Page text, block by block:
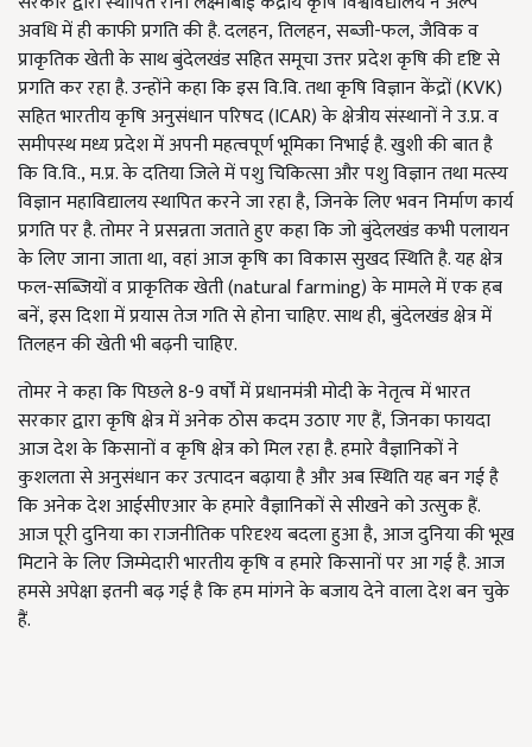
अवधि में ही काफी प्रगति की है. दलहन,तिलहन,सब्जी-फल,जैविक व
प्राकृतिक खेती के साथ बुंदेलखंड सहित समूचा उत्तर प्रदेश कृषि की दृष्टि से
प्रगति कर रहा है. उन्होंने कहा कि इस वि.वि. तथा कृषि विज्ञान केंद्रों (KVK)
सहित भारतीय कृषि अनुसंधान परिषद (ICAR) के क्षेत्रीय संस्थानों ने उ.प्र. व
समीपस्थ मध्य प्रदेश में अपनी महत्वपूर्ण भूमिका निभाई है. खुशी की बात है
कि वि.वि.,म.प्र. के दतिया जिले में पशु चिकित्सा और पशु विज्ञान तथा मत्स्य
विज्ञान महाविद्यालय स्थापित करने जा रहा है,जिनके लिए भवन निर्माण कार्य
प्रगति पर है. तोमर ने प्रसन्नता जताते हुए कहा कि जो बुंदेलखंड कभी पलायन
के लिए जाना जाता था,वहां आज कृषि का विकास सुखद स्थिति है. यह क्षेत्र
फल-सब्जियों व प्राकृतिक खेती (natural farming) के मामले में एक हब
बनें,इस दिशा में प्रयास तेज गति से होना चाहिए. साथ ही,बुंदेलखंड क्षेत्र में
तिलहन की खेती भी बढ़नी चाहिए.
तोमर ने कहा कि पिछले8-9वर्षों में प्रधानमंत्री मोदी के नेतृत्व में भारत
सरकार द्वारा कृषि क्षेत्र में अनेक ठोस कदम उठाए गए हैं,जिनका फायदा
आज देश के किसानों व कृषि क्षेत्र को मिल रहा है. हमारे वैज्ञानिकों ने
कुशलता से अनुसंधान कर उत्पादन बढ़ाया है और अब स्थिति यह बन गई है
कि अनेक देश आईसीएआर के हमारे वैज्ञानिकों से सीखने को उत्सुक हैं.
आज पूरी दुनिया का राजनीतिक परिदृश्य बदला हुआ है,आज दुनिया की भूख
मिटाने के लिए जिम्मेदारी भारतीय कृषि व हमारे किसानों पर आ गई है. आज
हमसे अपेक्षा इतनी बढ़ गई है कि हम मांगने के बजाय देने वाला देश बन चुके
हैं.